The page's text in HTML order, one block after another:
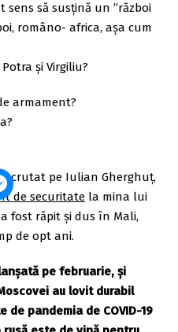
sens să susțină un ”război
româno- africa, așa cum
și Virgiliu?
armament?
pe Iulian Gherghuț,
de securitate la mina lui
fost răpit și dus în Mali,
de opt ani.
pe februarie, şi
au lovit durabil
pandemia de COVID-19